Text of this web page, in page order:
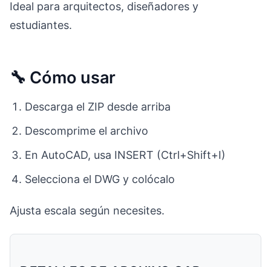
Ideal para arquitectos, diseñadores y
estudiantes.
🔧 Cómo usar
Descarga el ZIP desde arriba
Descomprime el archivo
En AutoCAD, usa INSERT (Ctrl+Shift+I)
Selecciona el DWG y colócalo
Ajusta escala según necesites.